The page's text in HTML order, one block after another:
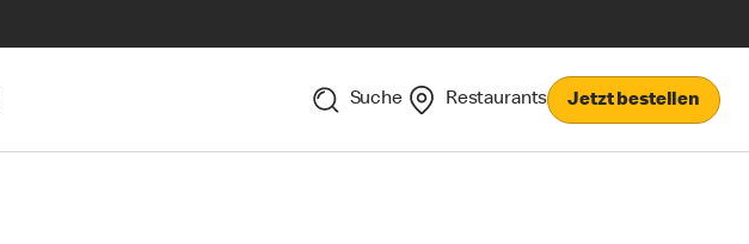
Suche Restaurants Jetzt bestellen